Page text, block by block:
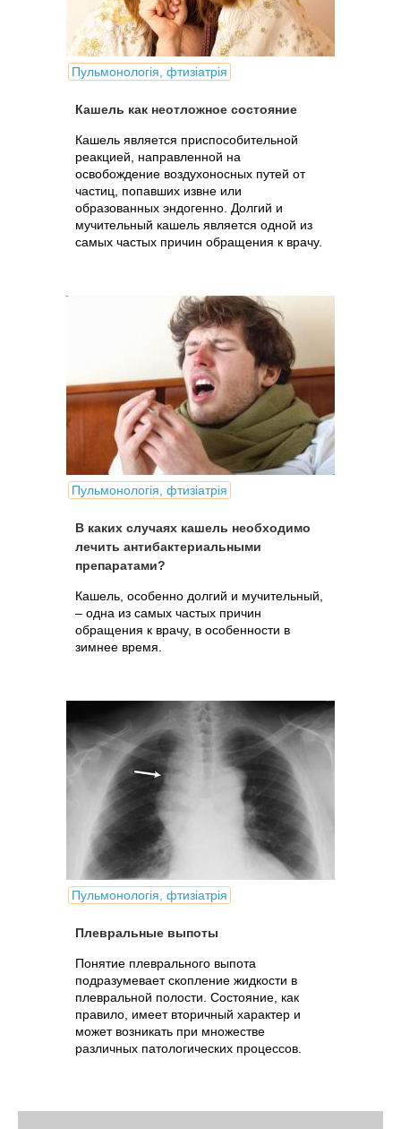
Пульмонологія, фтизіатрія
Кашель как неотложное состояние
Кашель является приспособительной
реакцией, направленной на
освобождение воздухоносных путей от
частиц, попавших извне или
образованных эндогенно. Долгий и
мучительный кашель является одной из
самых частых причин обращения к врачу.
Пульмонологія, фтизіатрія
В каких случаях кашель необходимо
лечить антибактериальными
препаратами?
Кашель, особенно долгий и мучительный,
– одна из самых частых причин
обращения к врачу, в особенности в
зимнее время.
Пульмонологія, фтизіатрія
Плевральные выпоты
Понятие плеврального выпота
подразумевает скопление жидкости в
плевральной полости. Состояние, как
правило, имеет вторичный характер и
может возникать при множестве
различных патологических процессов.